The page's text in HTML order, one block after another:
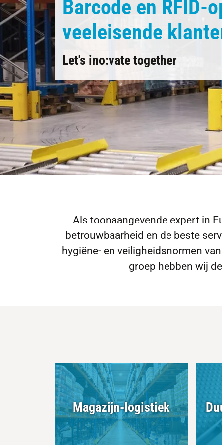
Barcode en RFID-
veeleisende
Let's ino:vate together
Als toonaangevende expert in
betrouwbaarheid en de beste
hygiëne- en veiligheidsnormen
groep hebben wij
Magazijn-logistiek